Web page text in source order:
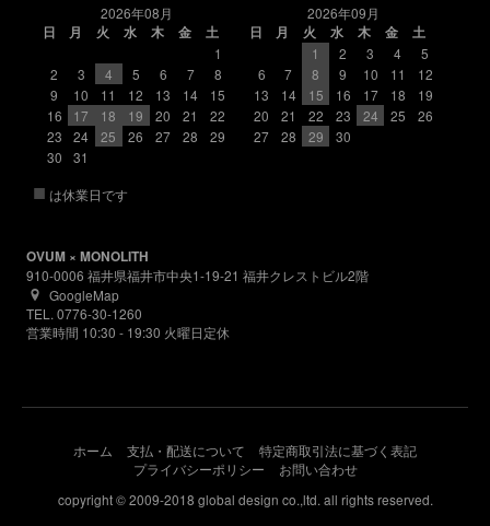
2026年08月
日
月 火 水 木 金
土
1
2
3 4 5 6 7
8
9
10 11 12 13 14
15
16
17 18 19 20 21
22
23
24 25 26 27 28
29
30
31
2026年09月
日
月 火 水 木 金
土
1
2 3 4
5
6
7 8 9 10 11
12
13
14 15 16 17 18
19
20
21 22 23 24 25
26
27
28 29 30
■ は休業日です
OVUM × MONOLITH
910-0006 福井県福井市中央1-19-21 福井クレストビル2階
GoogleMap
TEL. 0776-30-1260
営業時間 10:30 - 19:30 火曜日定休
ホーム 支払・配送について
特定商取引法に基づく表記
プライバシーポリシー
お問い合わせ
copyright © 2009-2018 global design co.,ltd. all rights reserved.